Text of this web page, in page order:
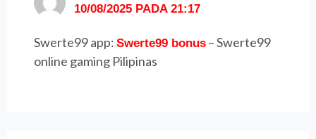
10/08/2025 PADA 21:17
Swerte99 app:Swerte99 bonus – Swerte99
online gaming Pilipinas